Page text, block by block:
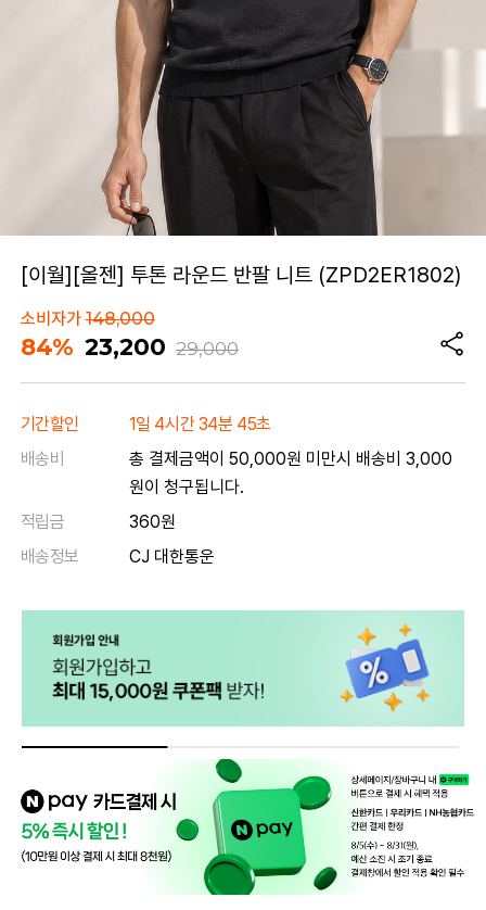
[이월][올젠] 투톤 라운드 반팔 니트 (ZPD2ER1802)
소비자가148,000
84% 23,200 29,000
기간할인
1일 4시간 34분 45초
배송비
총 결제금액이 50,000원 미만시 배송비 3,000
원이 청구됩니다.
적립금
360원
배송정보
CJ 대한통운